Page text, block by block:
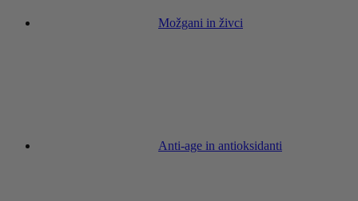
Možgani in živci
Anti-age in antioksidanti